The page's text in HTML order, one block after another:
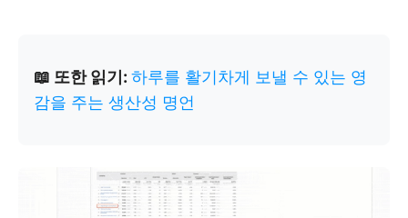
📖 또한 읽기: 하루를 활기차게 보낼 수 있는 영
감을 주는 생산성 명언